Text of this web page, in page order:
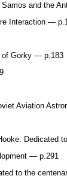
and the
Interaction —
of Gorky — p.183
Aviation
Dedicated
— p.291
to the